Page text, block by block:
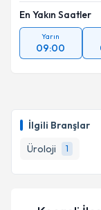
İlgili Branşlar
Üroloji
1
En Yakın Saatler
Yarın
09:00